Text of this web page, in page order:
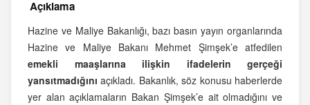
Açıklama
Hazine ve Maliye Bakanlığı, bazı basın yayın organlarında
Hazine ve Maliye Bakanı Mehmet Şimşek’e atfedilen
emekli maaşlarına ilişkin ifadelerin gerçeği
yansıtmadığını açıkladı. Bakanlık, söz konusu haberlerde
yer alan açıklamaların Bakan Şimşek’e ait olmadığını ve